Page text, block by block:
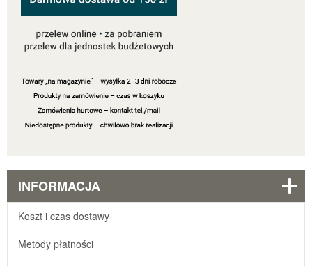
INFORMACJA
Koszt i czas dostawy
Metody płatności